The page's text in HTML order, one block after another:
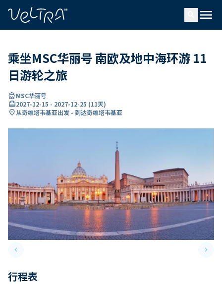
menu
乘坐MSC华丽号 南欧及地中海环游 11
日游轮之旅
directions_boatMSC华丽号
card_travel2027-12-15 - 2027-12-25 (11天)
location_on从奇维塔韦基亚出发 - 到达奇维塔韦基亚
keyboard_arrow_leftPrevious slide keyboard_arrow_right
行程表